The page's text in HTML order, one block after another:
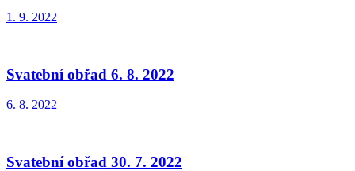
1. 9. 2022
Svatební obřad 6. 8. 2022
6. 8. 2022
Svatební obřad 30. 7. 2022